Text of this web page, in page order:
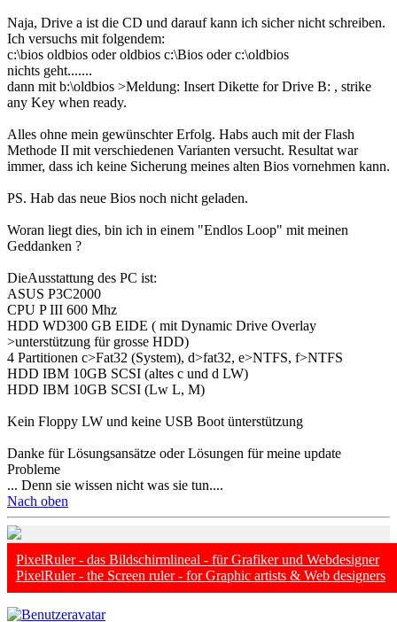
Naja, Drive a ist die CD und darauf kann ich sicher nicht schreiben.
Ich versuchs mit folgendem:
c:\bios oldbios oder oldbios c:\Bios oder c:\oldbios
nichts geht.......
dann mit b:\oldbios >Meldung: Insert Dikette for Drive B: , strike
any Key when ready.
Alles ohne mein gewünschter Erfolg. Habs auch mit der Flash
Methode II mit verschiedenen Varianten versucht. Resultat war
immer, dass ich keine Sicherung meines alten Bios vornehmen kann.
PS. Hab das neue Bios noch nicht geladen.
Woran liegt dies, bin ich in einem "Endlos Loop" mit meinen
Geddanken ?
DieAusstattung des PC ist:
ASUS P3C2000
CPU P III 600 Mhz
HDD WD300 GB EIDE ( mit Dynamic Drive Overlay
>unterstützung für grosse HDD)
4 Partitionen c>Fat32 (System), d>fat32, e>NTFS, f>NTFS
HDD IBM 10GB SCSI (altes c und d LW)
HDD IBM 10GB SCSI (Lw L, M)
Kein Floppy LW und keine USB Boot ünterstützung
Danke für Lösungsansätze oder Lösungen für meine update
Probleme
... Denn sie wissen nicht was sie tun....
Nach oben
PixelRuler - das Bildschirmlineal - für Grafiker und Webdesigner
PixelRuler - the Screen ruler - for Graphic artists & Web designers